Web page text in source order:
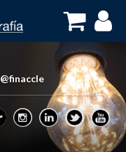
@finaccle